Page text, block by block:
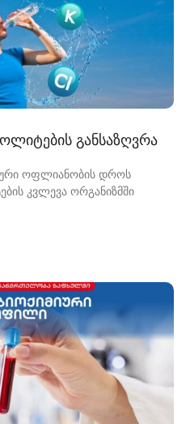
განსაზღვრა
ოფლიანობის დროს
კვლევა ორგანიზმში